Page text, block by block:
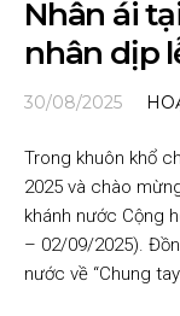
Nhân ái
nhân dịp
30/08/2025
Trong khuôn khổ
2025 và chào
khánh nước Cộng
– 02/09/2025).
nước về “Chung